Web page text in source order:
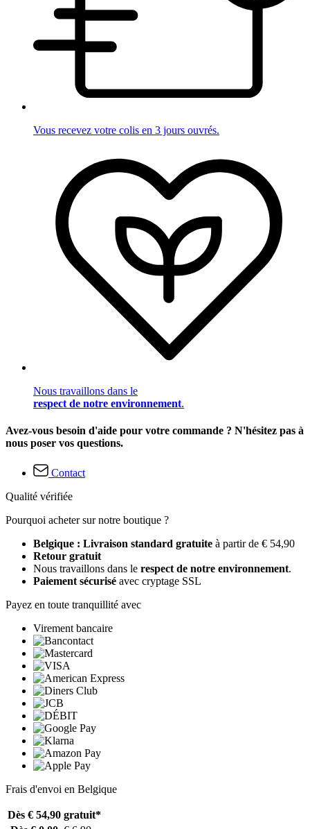
Vous recevez votre colis en 3 jours ouvrés.
Nous travaillons dans le
respect de notre environnement.
Avez-vous besoin d'aide pour votre commande ? N'hésitez pas à
nous poser vos questions.
Contact
Qualité vérifiée
Pourquoi acheter sur notre boutique ?
Belgique : Livraison standard gratuite à partir de € 54,90
Retour gratuit
Nous travaillons dans le respect de notre environnement.
Paiement sécurisé avec cryptage SSL
Payez en toute tranquillité avec
Virement bancaire
Frais d'envoi en Belgique
Dès € 54,90 gratuit*